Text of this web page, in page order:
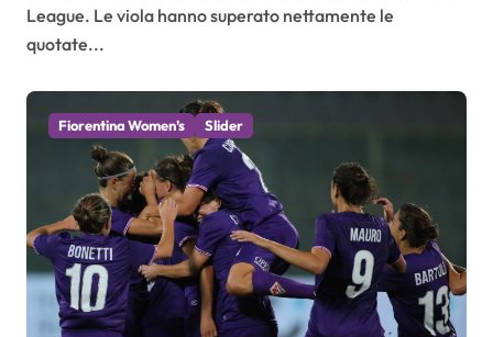
League. Le viola hanno superato nettamente le
quotate...
Fiorentina Women’s Slider